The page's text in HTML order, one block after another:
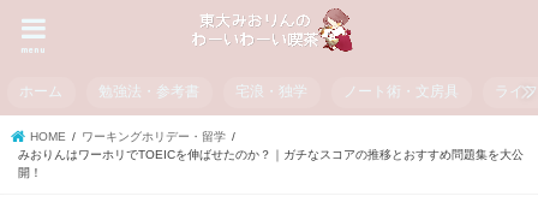
menu
ホーム 勉強法・参考書 宅浪・独学 ノート術・文房具 ライ
HOME
ワーキングホリデー・留学
みおりんはワーホリでTOEICを伸ばせたのか？｜ガチなスコアの推移とおすすめ問題集を大公
開！